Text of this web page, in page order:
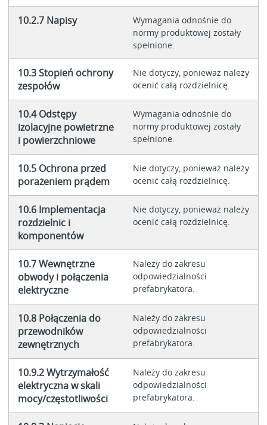
10.2.7 Napisy
Wymagania odnośnie do
normy produktowej zostały
spełnione.
10.3 Stopień ochrony
zespołów
Nie dotyczy, ponieważ należy
ocenić całą rozdzielnicę.
10.4 Odstępy
izolacyjne powietrzne
i powierzchniowe
Wymagania odnośnie do
normy produktowej zostały
spełnione.
10.5 Ochrona przed
porażeniem prądem
Nie dotyczy, ponieważ należy
ocenić całą rozdzielnicę.
10.6 Implementacja
rozdzielnic i
komponentów
Nie dotyczy, ponieważ należy
ocenić całą rozdzielnicę.
10.7 Wewnętrzne
obwody i połączenia
elektryczne
Należy do zakresu
odpowiedzialności
prefabrykatora.
10.8 Połączenia do
przewodników
zewnętrznych
Należy do zakresu
odpowiedzialności
prefabrykatora.
10.9.2 Wytrzymałość
elektryczna w skali
mocy/częstotliwości
Należy do zakresu
odpowiedzialności
prefabrykatora.